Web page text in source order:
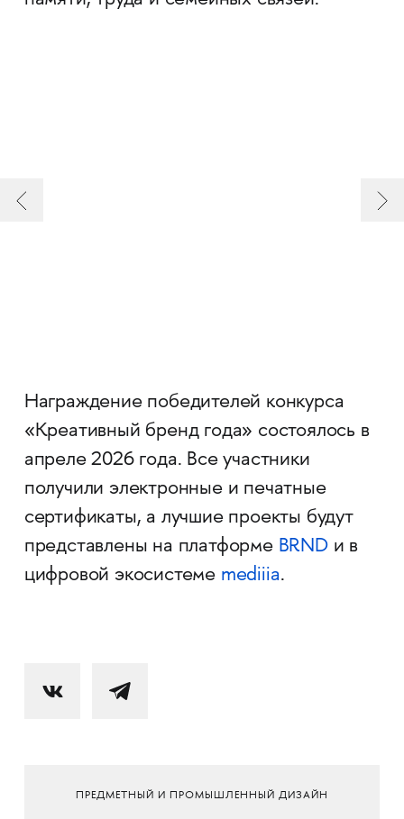
Награждение победителей конкурса
«Креативный бренд года» состоялось в
апреле 2026 года. Все участники
получили электронные и печатные
сертификаты, а лучшие проекты будут
представлены на платформе BRND и в
цифровой экосистеме mediiia.
ПРЕДМЕТНЫЙ И ПРОМЫШЛЕННЫЙ ДИЗАЙН